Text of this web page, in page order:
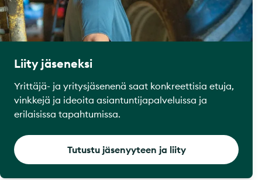
Liity jäseneksi
Yrittäjä- ja yritysjäsenenä saat konkreettisia etuja,
vinkkejä ja ideoita asiantuntijapalveluissa ja
erilaisissa tapahtumissa.
Tutustu jäsenyyteen ja liity